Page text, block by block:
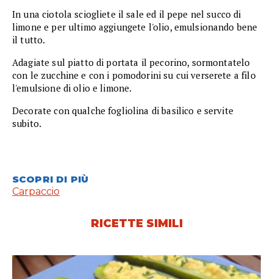
In una ciotola sciogliete il sale ed il pepe nel succo di
limone e per ultimo aggiungete l'olio, emulsionando bene
il tutto.
Adagiate sul piatto di portata il pecorino, sormontatelo
con le zucchine e con i pomodorini su cui verserete a filo
l'emulsione di olio e limone.
Decorate con qualche fogliolina di basilico e servite
subito.
SCOPRI DI PIÙ
Carpaccio
RICETTE SIMILI